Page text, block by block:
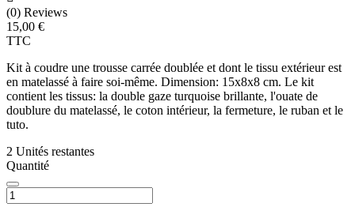
(0) Reviews
15,00 €
TTC
Kit à coudre une trousse carrée doublée et dont le tissu extérieur est
en matelassé à faire soi-même. Dimension: 15x8x8 cm. Le kit
contient les tissus: la double gaze turquoise brillante, l'ouate de
doublure du matelassé, le coton intérieur, la fermeture, le ruban et le
tuto.
2 Unités restantes
Quantité